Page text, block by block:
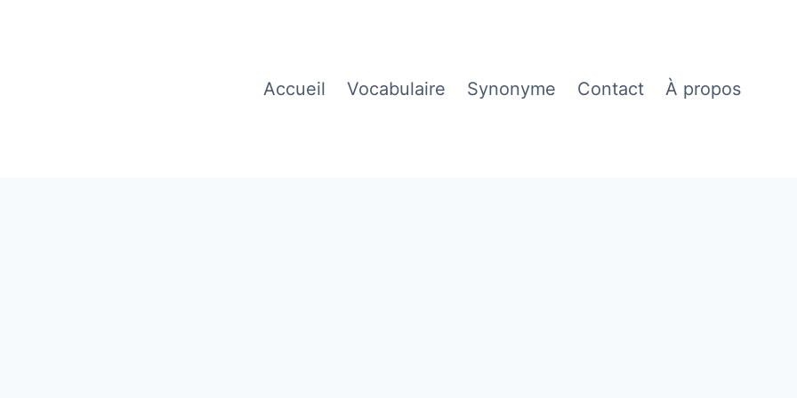
Accueil Vocabulaire Synonyme Contact À propos